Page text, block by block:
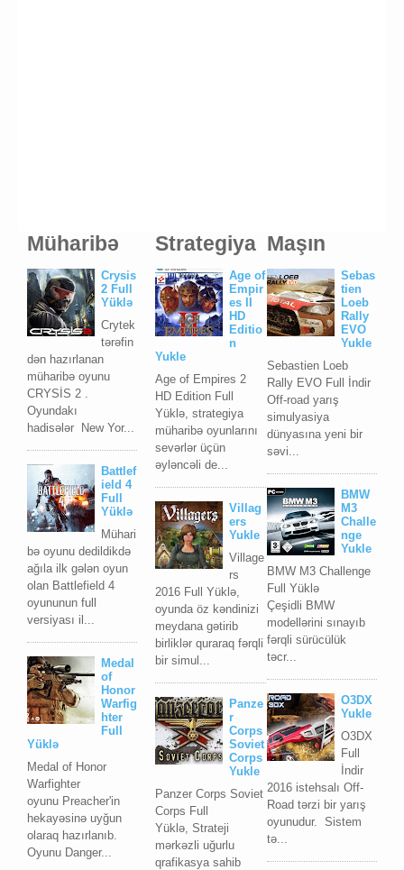
Müharibə
Crysis
2 Full
Yüklə
Crytek
tərəfin
dən hazırlanan
müharibə oyunu
CRYSİS 2 .
Oyundakı
hadisələr New Yor...
Battlef
ield 4
Full
Yüklə
Mühari
bə oyunu dedildikdə
ağıla ilk gələn oyun
olan Battlefield 4
oyununun full
versiyası il...
Medal
of
Honor
Warfig
hter
Full
Yüklə
Medal of Honor
Warfighter
oyunu Preacher'in
hekayəsinə uyğun
olaraq hazırlanıb.
Oyunu Danger...
Maşın
Sebas
tien
Loeb
Rally
EVO
Yukle
Sebastien Loeb
Rally EVO Full İndir
Off-road yarış
simulyasiya
dünyasına yeni bir
səvi...
BMW
M3
Challe
nge
Yukle
BMW M3 Challenge
Full Yüklə
Çeşidli BMW
modellərini sınayıb
fərqli sürücülük
təcr...
O3DX
Yukle
O3DX
Full
İndir
2016 istehsalı Off-
Road tərzi bir yarış
oyunudur. Sistem
tə...
Strategiya
Age of
Empir
es II
HD
Editio
n
Yukle
Age of Empires 2
HD Edition Full
Yüklə, strategiya
müharibə oyunlarını
sevərlər üçün
əyləncəli de...
Villag
ers
Yukle
Village
rs
2016 Full Yüklə,
oyunda öz kəndinizi
meydana gətirib
birliklər quraraq fərqli
bir simul...
Panze
r
Corps
Soviet
Corps
Yukle
Panzer Corps Soviet
Corps Full
Yüklə, Strateji
mərkəzli uğurlu
qrafikasya sahib